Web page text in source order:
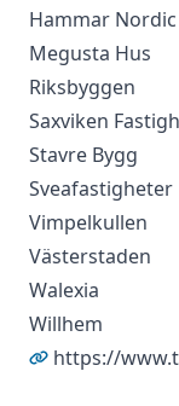
Hammar Nordic
Megusta Hus
Riksbyggen
Saxviken
Stavre Bygg
Sveafastigheter
Vimpelkullen
Västerstaden
Walexia
Willhem
https://